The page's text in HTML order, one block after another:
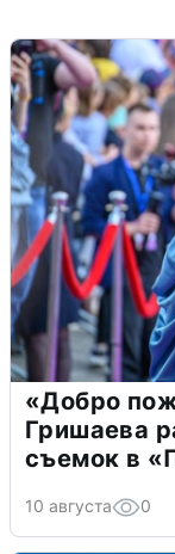
«Добро
Гришаева
съемок в
10 августа 0